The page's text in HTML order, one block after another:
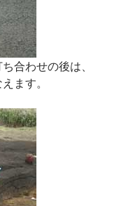
合わせの後は、
ます。